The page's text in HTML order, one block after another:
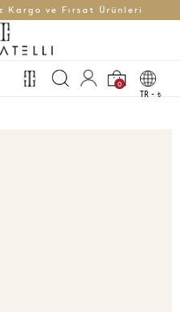
Kargo ve Fırsat Ürünleri
0
TR - t